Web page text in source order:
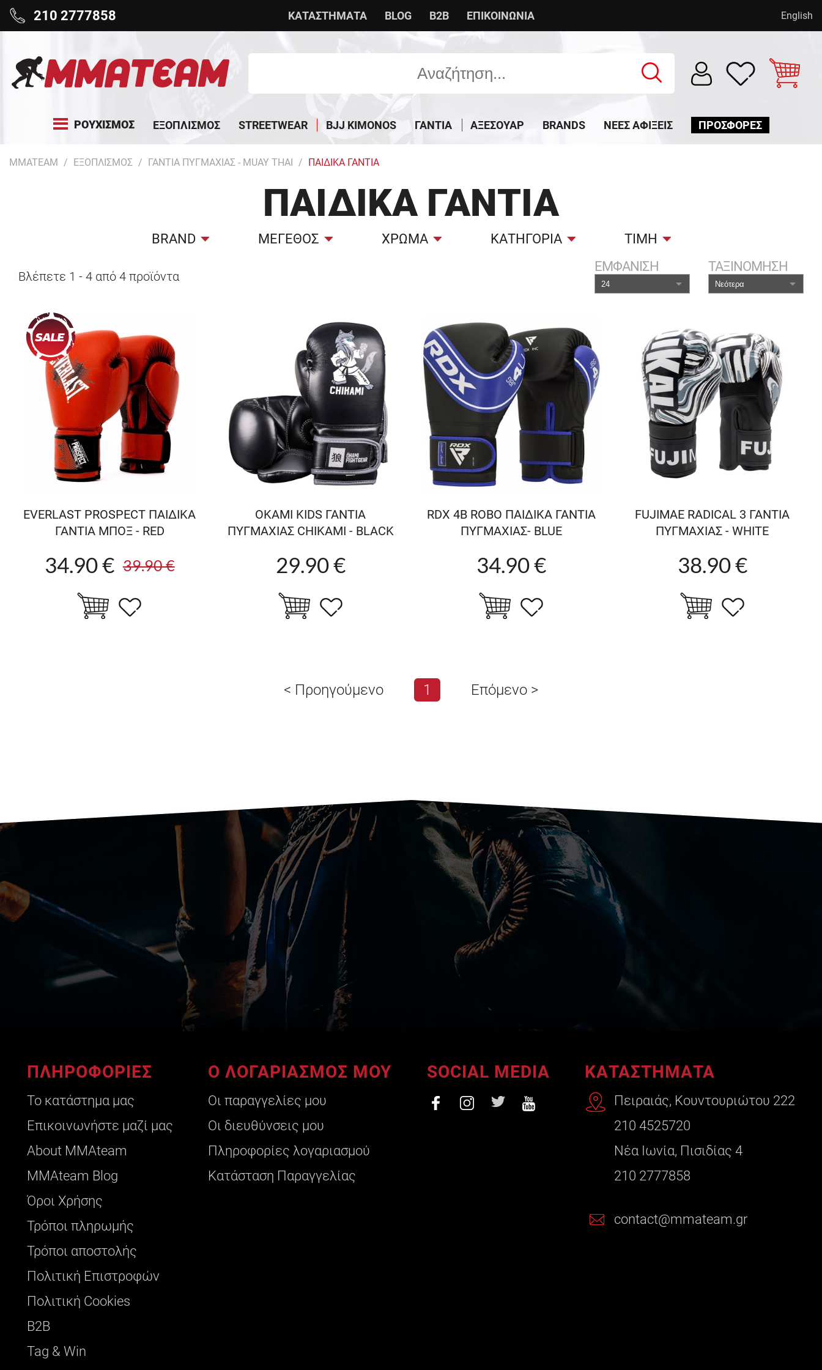
210 2777858 ΚΑΤΑΣΤΗΜΑΤΑ BLOG B2B ΕΠΙΚΟΙΝΩΝΙΑ English
ΡΟΥΧΙΣΜΟΣ ΕΞΟΠΛΙΣΜΟΣ STREETWEAR BJJ KIMONOS ΓΑΝΤΙΑ ΑΞΕΣΟΥΑΡ BRANDS ΝΈΕΣ ΑΦΊΞΕΙΣ ΠΡΟΣΦΟΡΕΣ
MMATEAM ΕΞΟΠΛΙΣΜΟΣ ΓΑΝΤΙΑ ΠΥΓΜΑΧΙΑΣ - MUAY THAI ΠΑΙΔΙΚΑ ΓΑΝΤΙΑ
ΠΑΙΔΙΚΆ ΓΆΝΤΙΑ
BRAND ΜΕΓΕΘΟΣ ΧΡΩΜΑ ΚΑΤΗΓΟΡΙΑ ΤΙΜΗ
Βλέπετε 1 - 4 από 4 προϊόντα
ΕΜΦΑΝΙΣΗ ΤΑΞΙΝΟΜΗΣΗ
EVERLAST PROSPECT ΠΑΙΔΙΚΑ
ΓΑΝΤΙΑ ΜΠΟΞ - RED
34.90 € 39.90 €
OKAMI KIDS ΓΑΝΤΙΑ
ΠΥΓΜΑΧΙΑΣ CHIKAMI - BLACK
29.90 €
RDX 4B ROBO ΠΑΙΔΙΚΑ ΓΑΝΤΙΑ
ΠΥΓΜΑΧΙΑΣ- BLUE
34.90 €
FUJIMAE RADICAL 3 ΓΑΝΤΙΑ
ΠΥΓΜΑΧΙΑΣ - WHITE
38.90 €
< Προηγούμενο 1 Επόμενο >
ΠΛΗΡΟΦΟΡΙΕΣ
Το κατάστημα μας
Επικοινωνήστε μαζί μας
About ΜΜΑteam
ΜΜΑteam Blog
Όροι Χρήσης
Τρόποι πληρωμής
Τρόποι αποστολής
Πολιτική Επιστροφών
Πολιτική Cookies
B2B
Tag & Win
Ο ΛΟΓΑΡΙΑΣΜΟΣ ΜΟΥ
Οι παραγγελίες μου
Οι διευθύνσεις μου
Πληροφορίες λογαριασμού
Κατάσταση Παραγγελίας
SOCIAL MEDIA ΚΑΤΑΣΤΗΜΑΤΑ
Πειραιάς, Κουντουριώτου 222
210 4525720
Νέα Ιωνία, Πισιδίας 4
210 2777858
contact@mmateam.gr